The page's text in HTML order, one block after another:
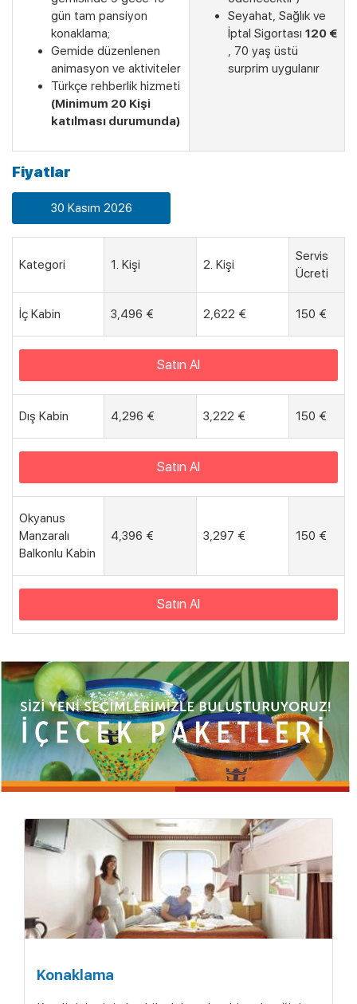
gün tam pansiyon
konaklama;
Gemide düzenlenen
animasyon ve aktiviteler
Türkçe rehberlik hizmeti
(Minimum 20 Kişi
katılması durumunda)
Seyahat, Sağlık ve
İptal Sigortası 120 €
, 70 yaş üstü
surprim uygulanır
Fiyatlar
30 Kasım 2026
Kategori 1. Kişi 2. Kişi
Servis
Ücreti
İç Kabin 3,496 € 2,622 € 150 €
Satın Al
Dış Kabin 4,296 € 3,222 € 150 €
Satın Al
Okyanus
Manzaralı
Balkonlu Kabin
4,396 € 3,297 € 150 €
Satın Al
Konaklama